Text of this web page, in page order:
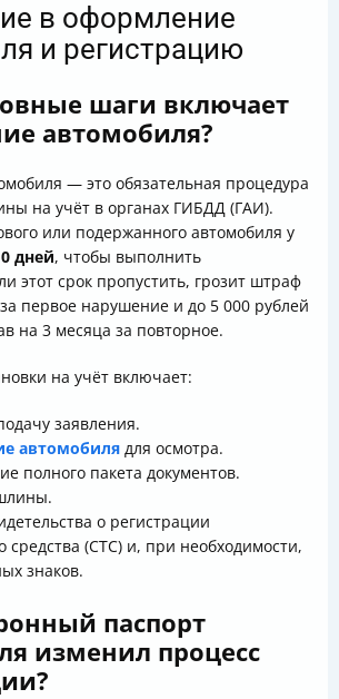
в оформление
и регистрацию
шаги включает
автомобиля?
— это обязательная процедура
на учёт в органах ГИБДД (ГАИ).
или подержанного автомобиля у
дней, чтобы выполнить
этот срок пропустить, грозит штраф
первое нарушение и до 5 000 рублей
на 3 месяца за повторное.
на учёт включает:
заявления.
автомобиля для осмотра.
полного пакета документов.
о регистрации
средства (СТС) и, при необходимости,
знаков.
паспорт
изменил процесс